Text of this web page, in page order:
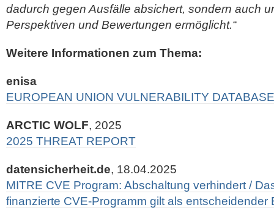
dadurch gegen Ausfälle absichert, sondern auch
Perspektiven und Bewertungen ermöglicht.“
Weitere Informationen zum Thema:
enisa
EUROPEAN UNION VULNERABILITY DATABASE
ARCTIC WOLF, 2025
2025 THREAT REPORT
datensicherheit.de, 18.04.2025
MITRE CVE Program: Abschaltung verhindert /
finanzierte CVE-Programm gilt als entscheidender